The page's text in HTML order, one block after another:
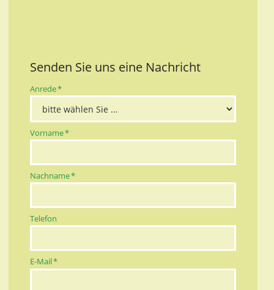
Senden Sie uns eine Nachricht
Pflichtfeld
Anrede*
Pflichtfeld
Vorname*
Pflichtfeld
Nachname*
Telefon
Pflichtfeld
E-Mail*